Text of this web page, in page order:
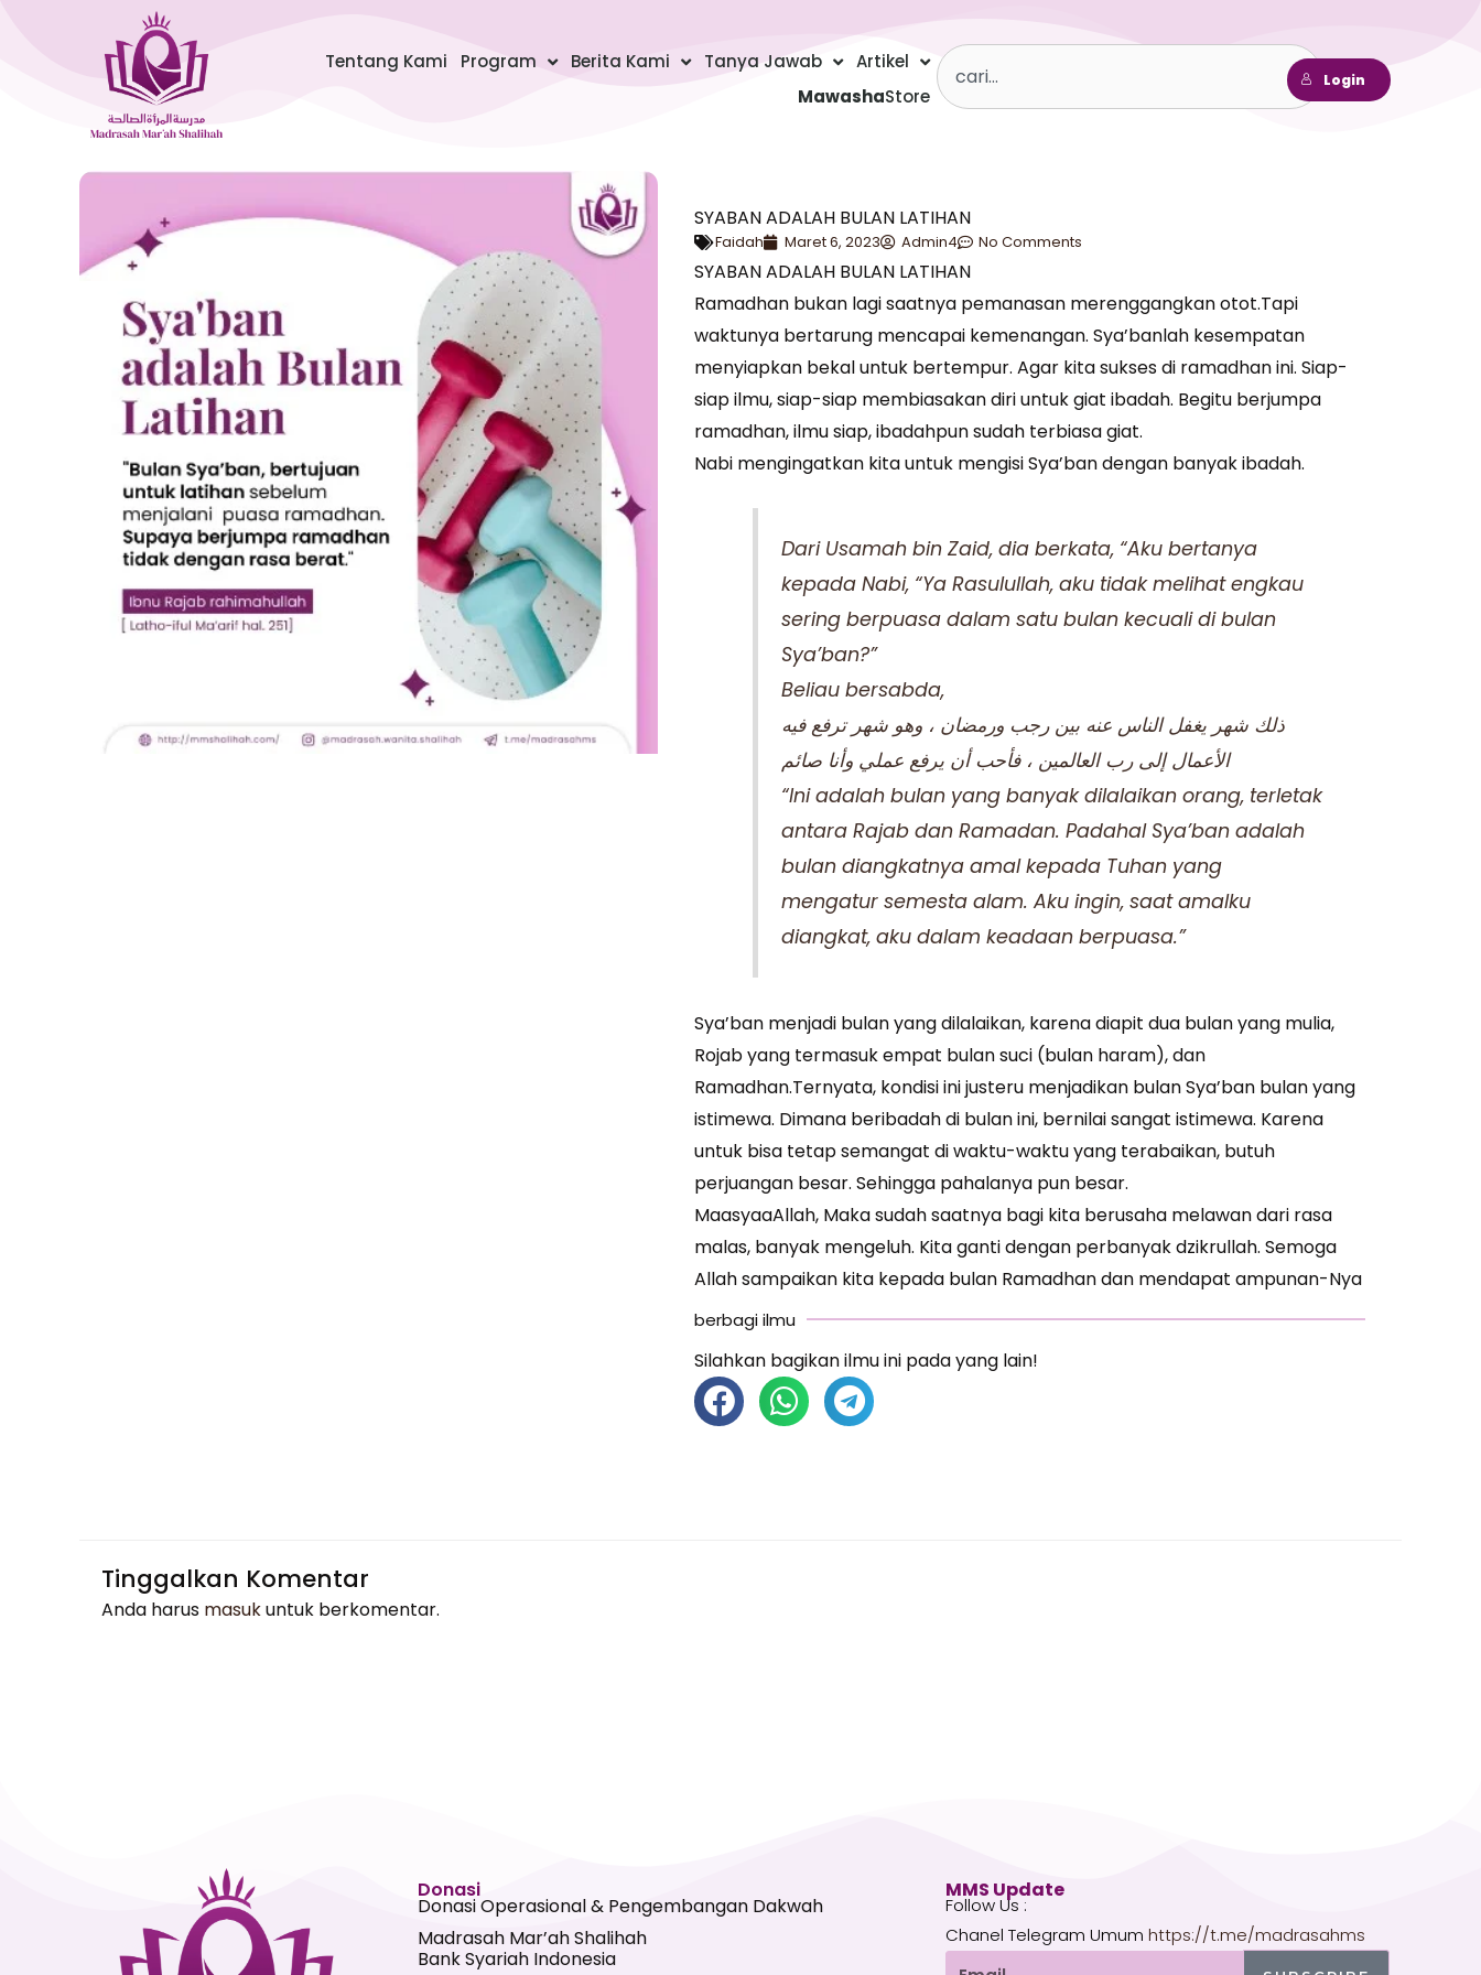
Tentang Kami Program Berita Kami Tanya Jawab
Artikel
MawashaStore
Search
Login
SYABAN ADALAH BULAN LATIHAN
Faidah Maret 6, 2023 Admin4 No Comments
SYABAN ADALAH BULAN LATIHAN
Ramadhan bukan lagi saatnya pemanasan merenggangkan otot.Tapi
waktunya bertarung mencapai kemenangan. Sya’banlah kesempatan
menyiapkan bekal untuk bertempur. Agar kita sukses di ramadhan ini. Siap-
siap ilmu, siap-siap membiasakan diri untuk giat ibadah. Begitu berjumpa
ramadhan, ilmu siap, ibadahpun sudah terbiasa giat.
Nabi mengingatkan kita untuk mengisi Sya’ban dengan banyak ibadah.
Dari Usamah bin Zaid, dia berkata, “Aku bertanya
kepada Nabi, “Ya Rasulullah, aku tidak melihat engkau
sering berpuasa dalam satu bulan kecuali di bulan
Sya’ban?”
Beliau bersabda,
ذلك شهر يغفل الناس عنه بين رجب ورمضان ، وهو شهر ترفع فيه
الأعمال إلى رب العالمين ، فأحب أن يرفع عملي وأنا صائم
“Ini adalah bulan yang banyak dilalaikan orang, terletak
antara Rajab dan Ramadan. Padahal Sya’ban adalah
bulan diangkatnya amal kepada Tuhan yang
mengatur semesta alam. Aku ingin, saat amalku
diangkat, aku dalam keadaan berpuasa.”
Sya’ban menjadi bulan yang dilalaikan, karena diapit dua bulan yang mulia,
Rojab yang termasuk empat bulan suci (bulan haram), dan
Ramadhan.Ternyata, kondisi ini justeru menjadikan bulan Sya’ban bulan yang
istimewa. Dimana beribadah di bulan ini, bernilai sangat istimewa. Karena
untuk bisa tetap semangat di waktu-waktu yang terabaikan, butuh
perjuangan besar. Sehingga pahalanya pun besar.
MaasyaaAllah, Maka sudah saatnya bagi kita berusaha melawan dari rasa
malas, banyak mengeluh. Kita ganti dengan perbanyak dzikrullah. Semoga
Allah sampaikan kita kepada bulan Ramadhan dan mendapat ampunan-Nya
berbagi ilmu
Silahkan bagikan ilmu ini pada yang lain!
Tinggalkan Komentar
Anda harus masukuntuk berkomentar.
Donasi
Donasi Operasional & Pengembangan Dakwah
Madrasah Mar’ah Shalihah
Bank Syariah Indonesia
MMS Update
Follow Us :
Chanel Telegram Umum https://t.me/madrasahms
Email